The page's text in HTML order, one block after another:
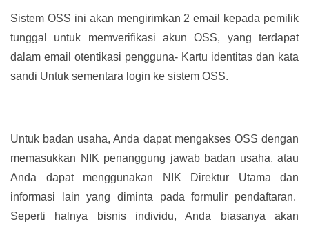
Sistem OSS ini akan mengirimkan 2 email kepada pemilik
tunggal untuk memverifikasi akun OSS, yang terdapat
dalam email otentikasi pengguna- Kartu identitas dan kata
sandi Untuk sementara login ke sistem OSS.
Untuk badan usaha, Anda dapat mengakses OSS dengan
memasukkan NIK penanggung jawab badan usaha, atau
Anda dapat menggunakan NIK Direktur Utama dan
informasi lain yang diminta pada formulir pendaftaran.
Seperti halnya bisnis individu, Anda biasanya akan